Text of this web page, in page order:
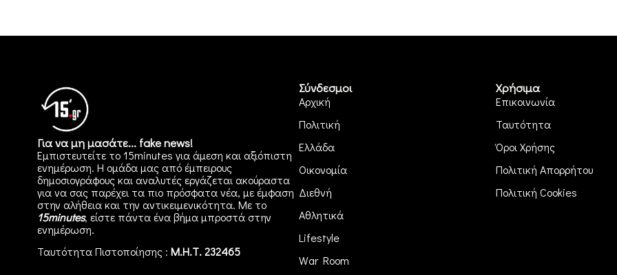
Για να μη μασάτε... fake news!
Εμπιστευτείτε το 15minutes για άμεση και αξιόπιστη
ενημέρωση. Η ομάδα μας από έμπειρους
δημοσιογράφους και αναλυτές εργάζεται ακούραστα
για να σας παρέχει τα πιο πρόσφατα νέα, με έμφαση
στην αλήθεια και την αντικειμενικότητα. Με το
15minutes, είστε πάντα ένα βήμα μπροστά στην
ενημέρωση.
Ταυτότητα Πιστοποίησης : Μ.Η.Τ. 232465
Σύνδεσμοι
Αρχική
Πολιτική
Ελλάδα
Οικονομία
Διεθνή
Αθλητικά
Lifestyle
War Room
Χρήσιμα
Επικοινωνία
Ταυτότητα
Όροι Χρήσης
Πολιτική Απορρήτου
Πολιτική Cookies